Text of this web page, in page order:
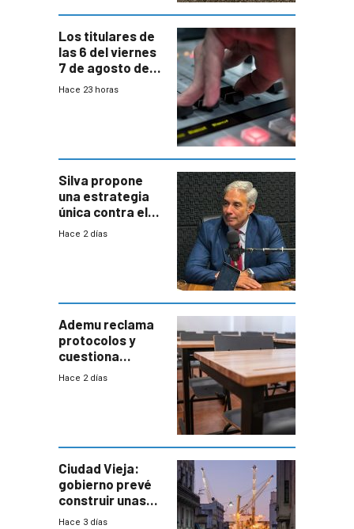
Los titulares de
las 6 del viernes
7 de agosto de
2026
Hace 23 horas
Silva propone
una estrategia
única contra el
narcotráfico y
Hace 2 días
Ademu reclama
protocolos y
cuestiona
demora de
Hace 2 días
Ciudad Vieja:
gobierno prevé
construir unas
mil viviendas en
Hace 3 días